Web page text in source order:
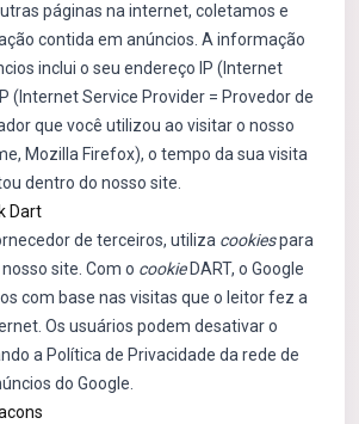
páginas na internet, coletamos e
contida em anúncios. A informação
inclui o seu endereço IP (Internet
(Internet Service Provider = Provedor de
que você utilizou ao visitar o nosso
Mozilla Firefox), o tempo da sua visita
dentro do nosso site.
Dart
de terceiros, utiliza cookiespara
site. Com o cookieDART, o Google
com base nas visitas que o leitor fez a
Os usuários podem desativar o
a Política de Privacidade da rede de
do Google.